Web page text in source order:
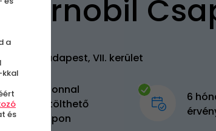
Budapest, VII. kerület
Azonnal
letölthető
kupon
6
a
és